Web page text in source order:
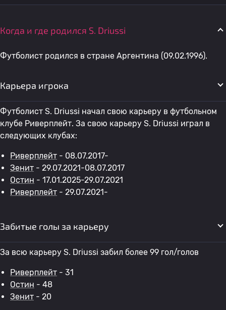
Когда и где родился S. Driussi
Футболист родился в стране Аргентина (09.02.1996).
Карьера игрока
Футболист S. Driussi начал свою карьеру в футбольном
клубе Риверплейт. За свою карьеру S. Driussi играл в
следующих клубах:
Риверплейт - 08.07.2017-
Зенит - 29.07.2021-08.07.2017
Остин - 17.01.2025-29.07.2021
Риверплейт - 29.07.2021-
Забитые голы за карьеру
За всю карьеру S. Driussi забил более 99 гол/голов
Риверплейт - 31
Остин - 48
Зенит - 20